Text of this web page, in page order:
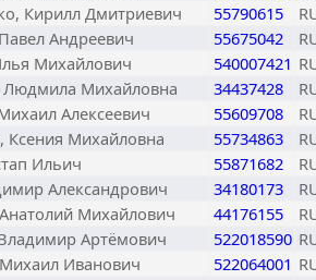
Кирилл Дмитриевич 55790615
Андреевич 55675042
Михайлович 540007421
Людмила Михайловна 34437428
Алексеевич 55609708
Ксения Михайловна 55734863
Ильич 55871682
Александрович 34180173
Михайлович 44176155
Артёмович 522018590
Иванович 522064001